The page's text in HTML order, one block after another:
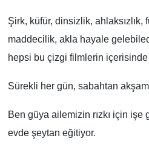
Şirk, küfür, dinsizlik, ahlaksızlık,
maddecilik, akla hayale
hepsi bu çizgi filmlerin
Sürekli her gün, sabahtan
Ben güya ailemizin rızkı için işe
evde şeytan eğitiyor.